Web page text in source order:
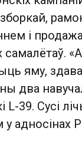
і
яму,
два
L-39. Сусі
адносінах